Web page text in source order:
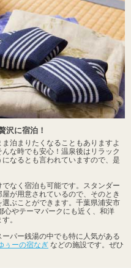
沢に宿泊！
泊まりたくなることもありますよ
な時でも安心！温泉後はリラック
なるとも言われていますので、是
なく宿泊も可能です。スタンダー
が用意されているので、そのとき
ぶことができます。千葉県浦安市
心やテーマパークにも近く、和洋
。
パー銭湯の中でも特に人気がある
ぅーの宿なぎ などの施設です。ぜひ